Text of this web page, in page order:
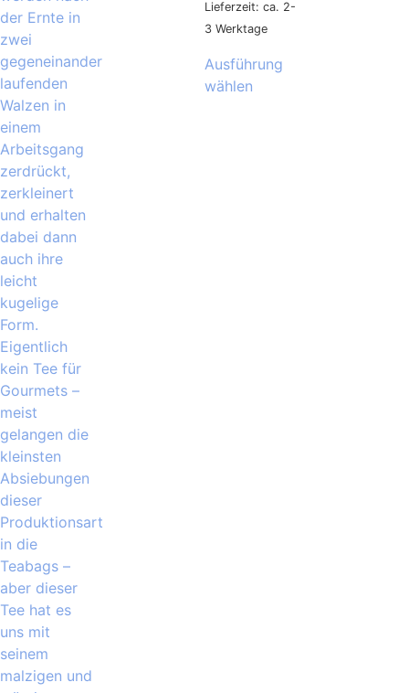
Lieferzeit: ca. 2-
3 Werktage
Ausführung
wählen